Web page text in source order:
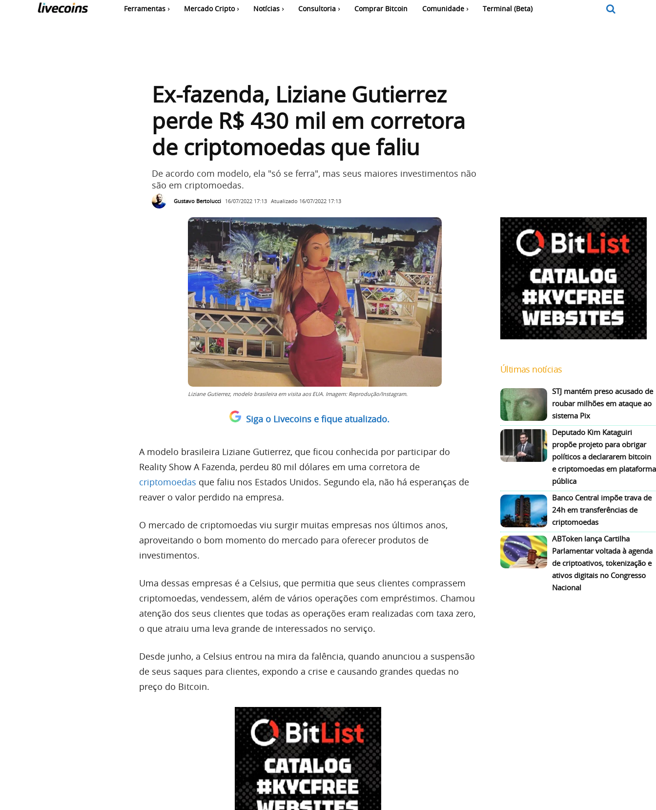
Ferramentas Mercado Cripto Notícias Consultoria Comprar Bitcoin Comunidade Terminal (Beta)
Ex-fazenda, Liziane Gutierrez
perde R$ 430 mil em corretora
de criptomoedas que faliu
De acordo com modelo, ela "só se ferra", mas seus maiores investimentos não
são em criptomoedas.
Gustavo Bertolucci 16/07/2022 17:13 Atualizado 16/07/2022 17:13
Liziane Gutierrez, modelo brasileira em visita aos EUA. Imagem: Reprodução/Instagram.
Siga o Livecoins e fique atualizado.
A modelo brasileira Liziane Gutierrez, que ficou conhecida por participar do
Reality Show A Fazenda, perdeu 80 mil dólares em uma corretora de
criptomoedas que faliu nos Estados Unidos. Segundo ela, não há esperanças de
reaver o valor perdido na empresa.
O mercado de criptomoedas viu surgir muitas empresas nos últimos anos,
aproveitando o bom momento do mercado para oferecer produtos de
investimentos.
Uma dessas empresas é a Celsius, que permitia que seus clientes comprassem
criptomoedas, vendessem, além de vários operações com empréstimos. Chamou
atenção dos seus clientes que todas as operações eram realizadas com taxa zero,
o que atraiu uma leva grande de interessados no serviço.
Desde junho, a Celsius entrou na mira da falência, quando anunciou a suspensão
de seus saques para clientes, expondo a crise e causando grandes quedas no
preço do Bitcoin.
Últimas notícias
STJ mantém preso acusado de
roubar milhões em ataque ao
sistema Pix
Deputado Kim Kataguiri
propõe projeto para obrigar
políticos a declararem bitcoin
e criptomoedas em plataforma
pública
Banco Central impõe trava de
24h em transferências de
criptomoedas
ABToken lança Cartilha
Parlamentar voltada à agenda
de criptoativos, tokenização e
ativos digitais no Congresso
Nacional